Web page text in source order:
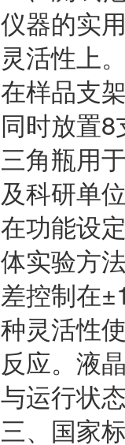
仪器的实
灵活性上
在样品支
同时放置
三角瓶用
及科研单
在功能设
体实验方
差控制在
种灵活性
反应。液
与运行状
三、国家